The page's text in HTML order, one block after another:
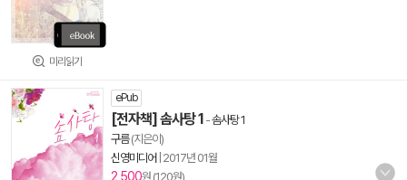
미리읽기
ePub
[전자책] 솜사탕 1 -솜사탕 1
구름(지은이)
신영미디어 2017년 01월
2,500원 (120원)